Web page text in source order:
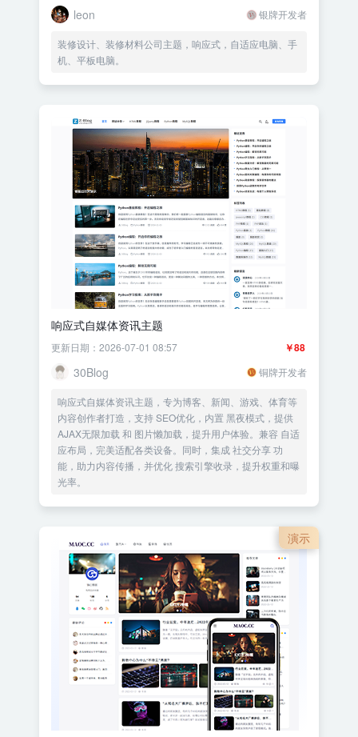
leon 银牌开发者
装修设计、装修材料公司主题，响应式，自适应电脑、手
机、平板电脑。
响应式自媒体资讯主题
￥88
更新日期：2026-07-01 08:57
30Blog 铜牌开发者
响应式自媒体资讯主题，专为博客、新闻、游戏、体育等
内容创作者打造，支持 SEO优化，内置 黑夜模式，提供
AJAX无限加载 和 图片懒加载，提升用户体验。兼容 自适
应布局，完美适配各类设备。同时，集成 社交分享 功
能，助力内容传播，并优化 搜索引擎收录，提升权重和曝
光率。
演示